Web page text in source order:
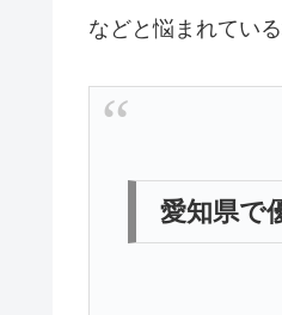
などと悩まれてい
愛知県で